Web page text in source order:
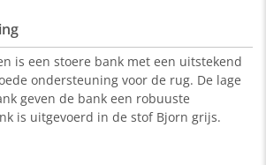
is een stoere bank met een uitstekend
ondersteuning voor de rug. De lage
geven de bank een robuuste
is uitgevoerd in de stof Bjorn grijs.